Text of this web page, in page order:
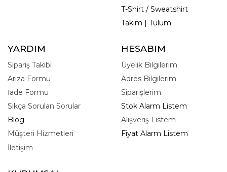
T-Shirt / Sweatshirt
Takım | Tulum
YARDIM
Sipariş Takibi
Arıza Formu
İade Formu
Sıkça Sorulan Sorular
Blog
Müşteri Hizmetleri
İletişim
HESABIM
Üyelik Bilgilerim
Adres Bilgilerim
Siparişlerim
Stok Alarm Listem
Alışveriş Listem
Fiyat Alarm Listem